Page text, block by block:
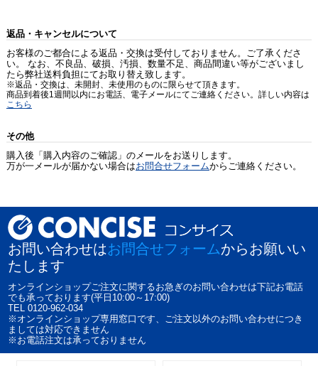
返品・キャンセルについて
お客様のご都合による返品・交換は受付しておりません。ご了承くださ
い。 なお、不良品、破損、汚損、数量不足、商品間違い等がございまし
たら弊社送料負担にてお取り替え致します。
※返品・交換は、未開封、未使用のものに限らせて頂きます。
商品到着後1週間以内にお電話、電子メールにてご連絡ください。詳しい内容は
こちら
その他
購入後「購入内容のご確認」のメールをお送りします。
万が一メールが届かない場合はお問合せフォームからご連絡ください。
お問い合わせはお問合せフォームからお願いい
たします
オンラインショップご注文に関するお急ぎのお問い合わせは下記お電話
でも承っております(平日10:00～17:00)
TEL 0120-962-034
※オンラインショップ専用窓口です、ご注文以外のお問い合わせにつき
ましては対応できません
※お電話注文は承っておりません